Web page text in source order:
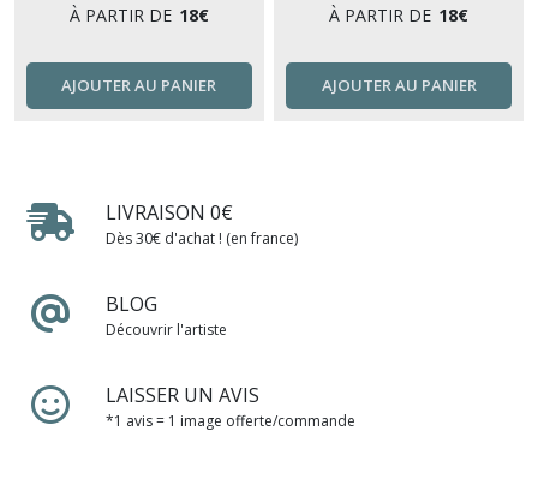
À PARTIR DE 18€
AJOUTER AU PANIER
À PARTIR DE 18€
AJOUTER AU PANIER
LIVRAISON 0€
Dès 30€ d'achat ! (en france)
BLOG
Découvrir l'artiste
LAISSER UN AVIS
*1 avis = 1 image offerte/commande